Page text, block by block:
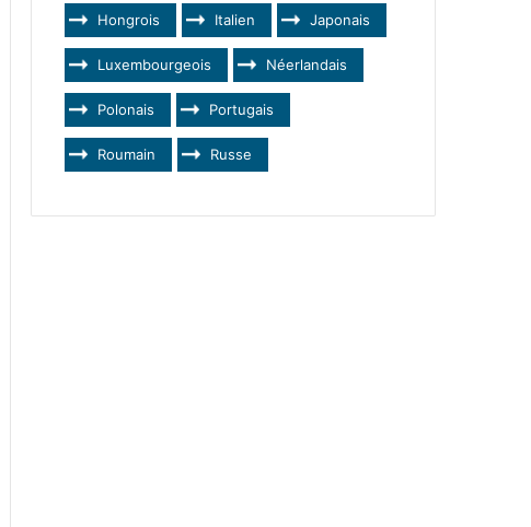
Hongrois Italien Japonais
Luxembourgeois Néerlandais
Polonais Portugais
Roumain Russe